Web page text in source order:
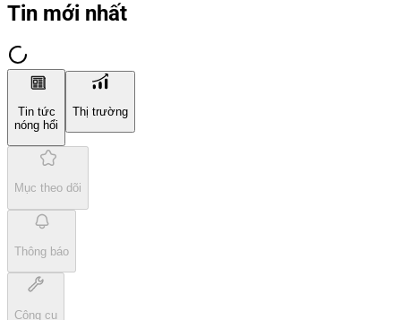
Tin mới nhất
Tin tức
nóng hổi
Thị trường
Mục theo dõi
Thông báo
Công cụ